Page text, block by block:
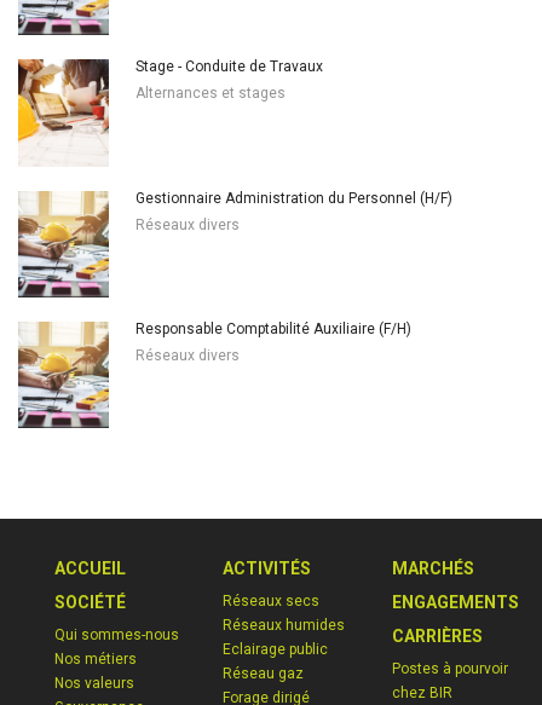
Stage - Conduite de Travaux
Alternances et stages
Gestionnaire Administration du Personnel (H/F)
Réseaux divers
Responsable Comptabilité Auxiliaire (F/H)
Réseaux divers
ACCUEIL
SOCIÉTÉ
Qui sommes-nous
Nos métiers
Nos valeurs
ACTIVITÉS
Réseaux secs
Réseaux humides
Eclairage public
Réseau gaz
Forage dirigé
MARCHÉS
ENGAGEMENTS
CARRIÈRES
Postes à pourvoir
chez BIR